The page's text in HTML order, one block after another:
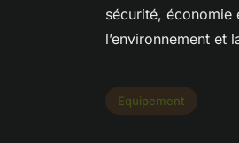
sécurité, économie
l’environnement et
Equipement